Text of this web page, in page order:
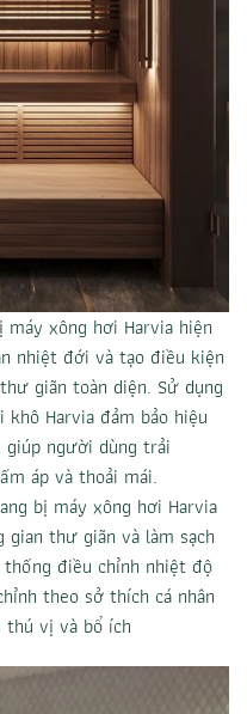
xông hơi Harvia hiện
nhiệt đới và tạo điều kiện
giãn toàn diện. Sử dụng
Harvia đảm bảo hiệu
người dùng trải
áp và thoải mái.
bị máy xông hơi Harvia
gian thư giãn và làm sạch
điều chỉnh nhiệt độ
theo sở thích cá nhân
vị và bổ ích